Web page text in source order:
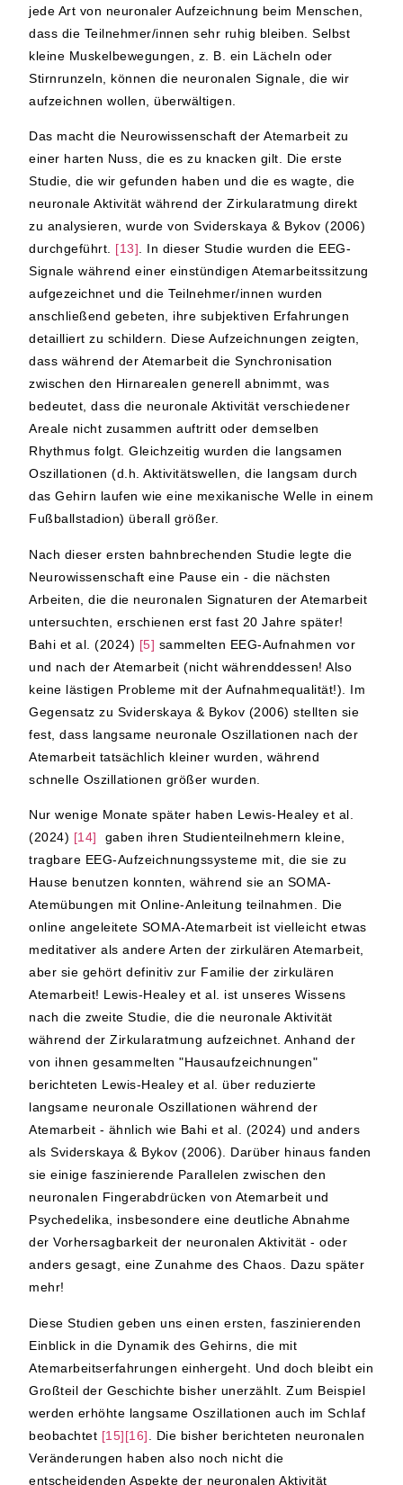
jede Art von neuronaler Aufzeichnung beim Menschen,
dass die Teilnehmer/innen sehr ruhig bleiben. Selbst
kleine Muskelbewegungen, z. B. ein Lächeln oder
Stirnrunzeln, können die neuronalen Signale, die wir
aufzeichnen wollen, überwältigen.
Das macht die Neurowissenschaft der Atemarbeit zu
einer harten Nuss, die es zu knacken gilt. Die erste
Studie, die wir gefunden haben und die es wagte, die
neuronale Aktivität während der Zirkularatmung direkt
zu analysieren, wurde von Sviderskaya & Bykov (2006)
durchgeführt. [13]. In dieser Studie wurden die EEG-
Signale während einer einstündigen Atemarbeitssitzung
aufgezeichnet und die Teilnehmer/innen wurden
anschließend gebeten, ihre subjektiven Erfahrungen
detailliert zu schildern. Diese Aufzeichnungen zeigten,
dass während der Atemarbeit die Synchronisation
zwischen den Hirnarealen generell abnimmt, was
bedeutet, dass die neuronale Aktivität verschiedener
Areale nicht zusammen auftritt oder demselben
Rhythmus folgt. Gleichzeitig wurden die langsamen
Oszillationen (d.h. Aktivitätswellen, die langsam durch
das Gehirn laufen wie eine mexikanische Welle in einem
Fußballstadion) überall größer.
Nach dieser ersten bahnbrechenden Studie legte die
Neurowissenschaft eine Pause ein - die nächsten
Arbeiten, die die neuronalen Signaturen der Atemarbeit
untersuchten, erschienen erst fast 20 Jahre später!
Bahi et al. (2024) [5] sammelten EEG-Aufnahmen vor
und nach der Atemarbeit (nicht währenddessen! Also
keine lästigen Probleme mit der Aufnahmequalität!). Im
Gegensatz zu Sviderskaya & Bykov (2006) stellten sie
fest, dass langsame neuronale Oszillationen nach der
Atemarbeit tatsächlich kleiner wurden, während
schnelle Oszillationen größer wurden.
Nur wenige Monate später haben Lewis-Healey et al.
(2024) [14]
gaben ihren Studienteilnehmern kleine,
tragbare EEG-Aufzeichnungssysteme mit, die sie zu
Hause benutzen konnten, während sie an SOMA-
Atemübungen mit Online-Anleitung teilnahmen. Die
online angeleitete SOMA-Atemarbeit ist vielleicht etwas
meditativer als andere Arten der zirkulären Atemarbeit,
aber sie gehört definitiv zur Familie der zirkulären
Atemarbeit! Lewis-Healey et al. ist unseres Wissens
nach die zweite Studie, die die neuronale Aktivität
während der Zirkularatmung aufzeichnet. Anhand der
von ihnen gesammelten "Hausaufzeichnungen"
berichteten Lewis-Healey et al. über reduzierte
langsame neuronale Oszillationen während der
Atemarbeit - ähnlich wie Bahi et al. (2024) und anders
als Sviderskaya & Bykov (2006). Darüber hinaus fanden
sie einige faszinierende Parallelen zwischen den
neuronalen Fingerabdrücken von Atemarbeit und
Psychedelika, insbesondere eine deutliche Abnahme
der Vorhersagbarkeit der neuronalen Aktivität - oder
anders gesagt, eine Zunahme des Chaos. Dazu später
mehr!
Diese Studien geben uns einen ersten, faszinierenden
Einblick in die Dynamik des Gehirns, die mit
Atemarbeitserfahrungen einhergeht. Und doch bleibt ein
Großteil der Geschichte bisher unerzählt. Zum Beispiel
werden erhöhte langsame Oszillationen auch im Schlaf
beobachtet [15][16]
. Die bisher berichteten neuronalen
Veränderungen haben also noch nicht die
entscheidenden Aspekte der neuronalen Aktivität